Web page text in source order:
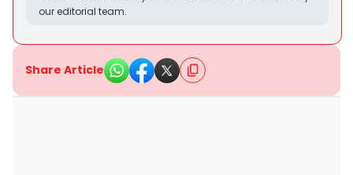
our editorial team.
Share Article